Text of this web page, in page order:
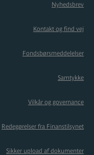
Nyhedsbrev
Kontakt og find vej
Fondsbørsmeddelelser
Samtykke
Vilkår og governance
Redegørelser fra Finanstilsynet
Sikker upload af dokumenter